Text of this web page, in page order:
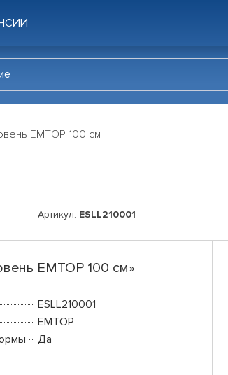
EMTOP 100 см
Артикул: ESLL210001
EMTOP 100 см»
ESLL210001
EMTOP
Да